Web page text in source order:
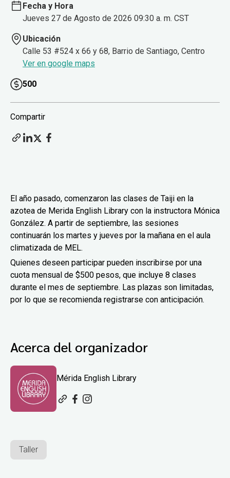
Fecha y Hora
Jueves 27 de Agosto de 2026 09:30 a. m. CST
Ubicación
Calle 53 #524 x 66 y 68, Barrio de Santiago, Centro
Ver en google maps
500
Compartir
El año pasado, comenzaron las clases de Taiji en la
azotea de Merida English Library con la instructora Mónica
González. A partir de septiembre, las sesiones
continuarán los martes y jueves por la mañana en el aula
climatizada de MEL.
Quienes deseen participar pueden inscribirse por una
cuota mensual de $500 pesos, que incluye 8 clases
durante el mes de septiembre. Las plazas son limitadas,
por lo que se recomienda registrarse con anticipación.
Acerca del organizador
Mérida English Library
Taller